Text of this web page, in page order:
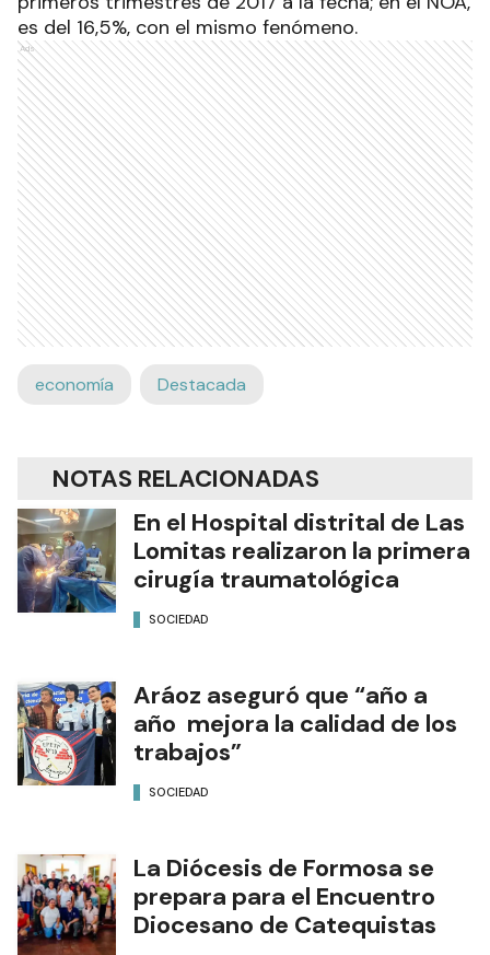
es del 16,5%, con el mismo fenómeno.
Ads
economía Destacada
NOTAS RELACIONADAS
En el Hospital distrital de Las
Lomitas realizaron la primera
cirugía traumatológica
SOCIEDAD
Aráoz aseguró que “año a
año mejora la calidad de los
trabajos”
SOCIEDAD
La Diócesis de Formosa se
prepara para el Encuentro
Diocesano de Catequistas